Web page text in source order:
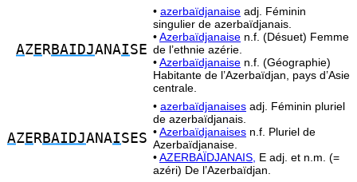
AZE RBAIDJANAISE
• azerbaïdjanaise adj. Féminin
singulier de azerbaïdjanais.
•Azerbaïdjanaise n.f. (Désuet) Femme
de l’ethnie azérie.
•Azerbaïdjanaise n.f. (Géographie)
Habitante de l’Azerbaïdjan, pays d’Asie
centrale.
AZE RBAIDJANAISES
• azerbaïdjanaises adj. Féminin pluriel
de azerbaïdjanais.
•Azerbaïdjanaises n.f. Pluriel de
Azerbaïdjanaise.
•AZERBAÏDJANAIS, E adj. et n.m. (=
azéri) De l’Azerbaïdjan.